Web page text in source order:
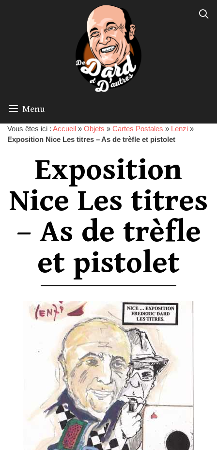
Menu
Vous êtes ici : Accueil » Objets » Cartes Postales » Lenzi »
Exposition Nice Les titres – As de trèfle et pistolet
Exposition
Nice Les titres
– As de trèfle
et pistolet